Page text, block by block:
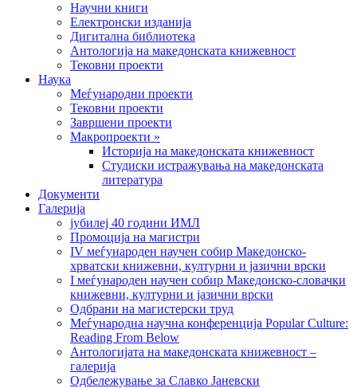
Научни книги
Електронски изданија
Дигитална библиотека
Антологија на македонската книжевност
Тековни проекти
Наука
Меѓународни проекти
Тековни проекти
Завршени проекти
Макропроекти »
Историја на македонската книжевност
Студиски истражувања на македонската
литература
Документи
Галерија
јубилеј 40 години ИМЛ
Промоција на магистри
IV меѓународен научен собир Македонско-
хрватски книжевни, културни и јазични врски
I меѓународен научен собир Македонско-словачки
книжевни, културни и јазични врски
Одбрани на магистерски труд
Меѓународна научна конференција Popular Culture:
Reading From Below
Антологијата на македонската книжевност –
галерија
Одбележување за Славко Јаневски